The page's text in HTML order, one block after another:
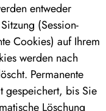
entweder
(Session-
Cookies) auf Ihrem
werden nach
Permanente
gespeichert, bis Sie
Löschung